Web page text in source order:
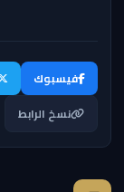
فيسبوك
نسخ الرابط